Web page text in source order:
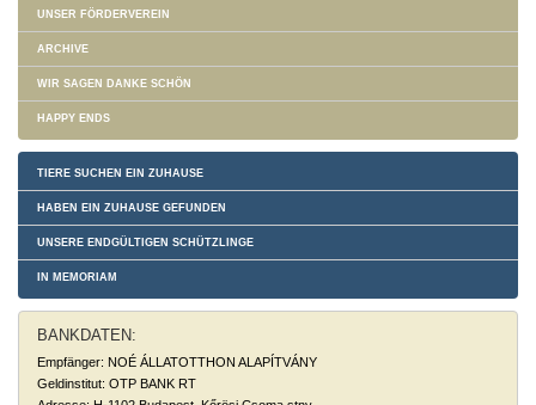
UNSER FÖRDERVEREIN
ARCHIVE
WIR SAGEN DANKE SCHÖN
HAPPY ENDS
TIERE SUCHEN EIN ZUHAUSE
HABEN EIN ZUHAUSE GEFUNDEN
UNSERE ENDGÜLTIGEN SCHÜTZLINGE
IN MEMORIAM
BANKDATEN:
Empfänger: NOÉ ÁLLATOTTHON ALAPÍTVÁNY
Geldinstitut: OTP BANK RT